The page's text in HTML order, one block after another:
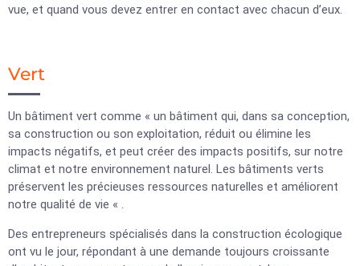
vue, et quand vous devez entrer en contact avec chacun d’eux.
Vert
Un bâtiment vert comme « un bâtiment qui, dans sa conception,
sa construction ou son exploitation, réduit ou élimine les
impacts négatifs, et peut créer des impacts positifs, sur notre
climat et notre environnement naturel. Les bâtiments verts
préservent les précieuses ressources naturelles et améliorent
notre qualité de vie « .
Des entrepreneurs spécialisés dans la construction écologique
ont vu le jour, répondant à une demande toujours croissante